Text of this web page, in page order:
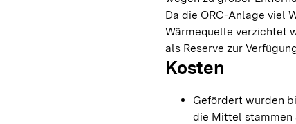
Da die ORC-Anlage viel
Wärmequelle verzichtet
als Reserve zur
Kosten
Gefördert wurden
die Mittel stammen